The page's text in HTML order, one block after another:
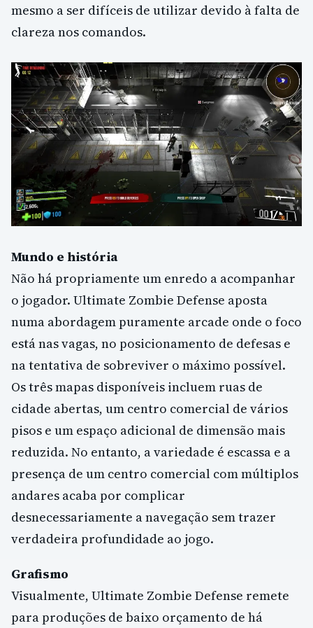
mesmo a ser difíceis de utilizar devido à falta de
clareza nos comandos.
Mundo e história
Não há propriamente um enredo a acompanhar
o jogador. Ultimate Zombie Defense aposta
numa abordagem puramente arcade onde o foco
está nas vagas, no posicionamento de defesas e
na tentativa de sobreviver o máximo possível.
Os três mapas disponíveis incluem ruas de
cidade abertas, um centro comercial de vários
pisos e um espaço adicional de dimensão mais
reduzida. No entanto, a variedade é escassa e a
presença de um centro comercial com múltiplos
andares acaba por complicar
desnecessariamente a navegação sem trazer
verdadeira profundidade ao jogo.
Grafismo
Visualmente, Ultimate Zombie Defense remete
para produções de baixo orçamento de há